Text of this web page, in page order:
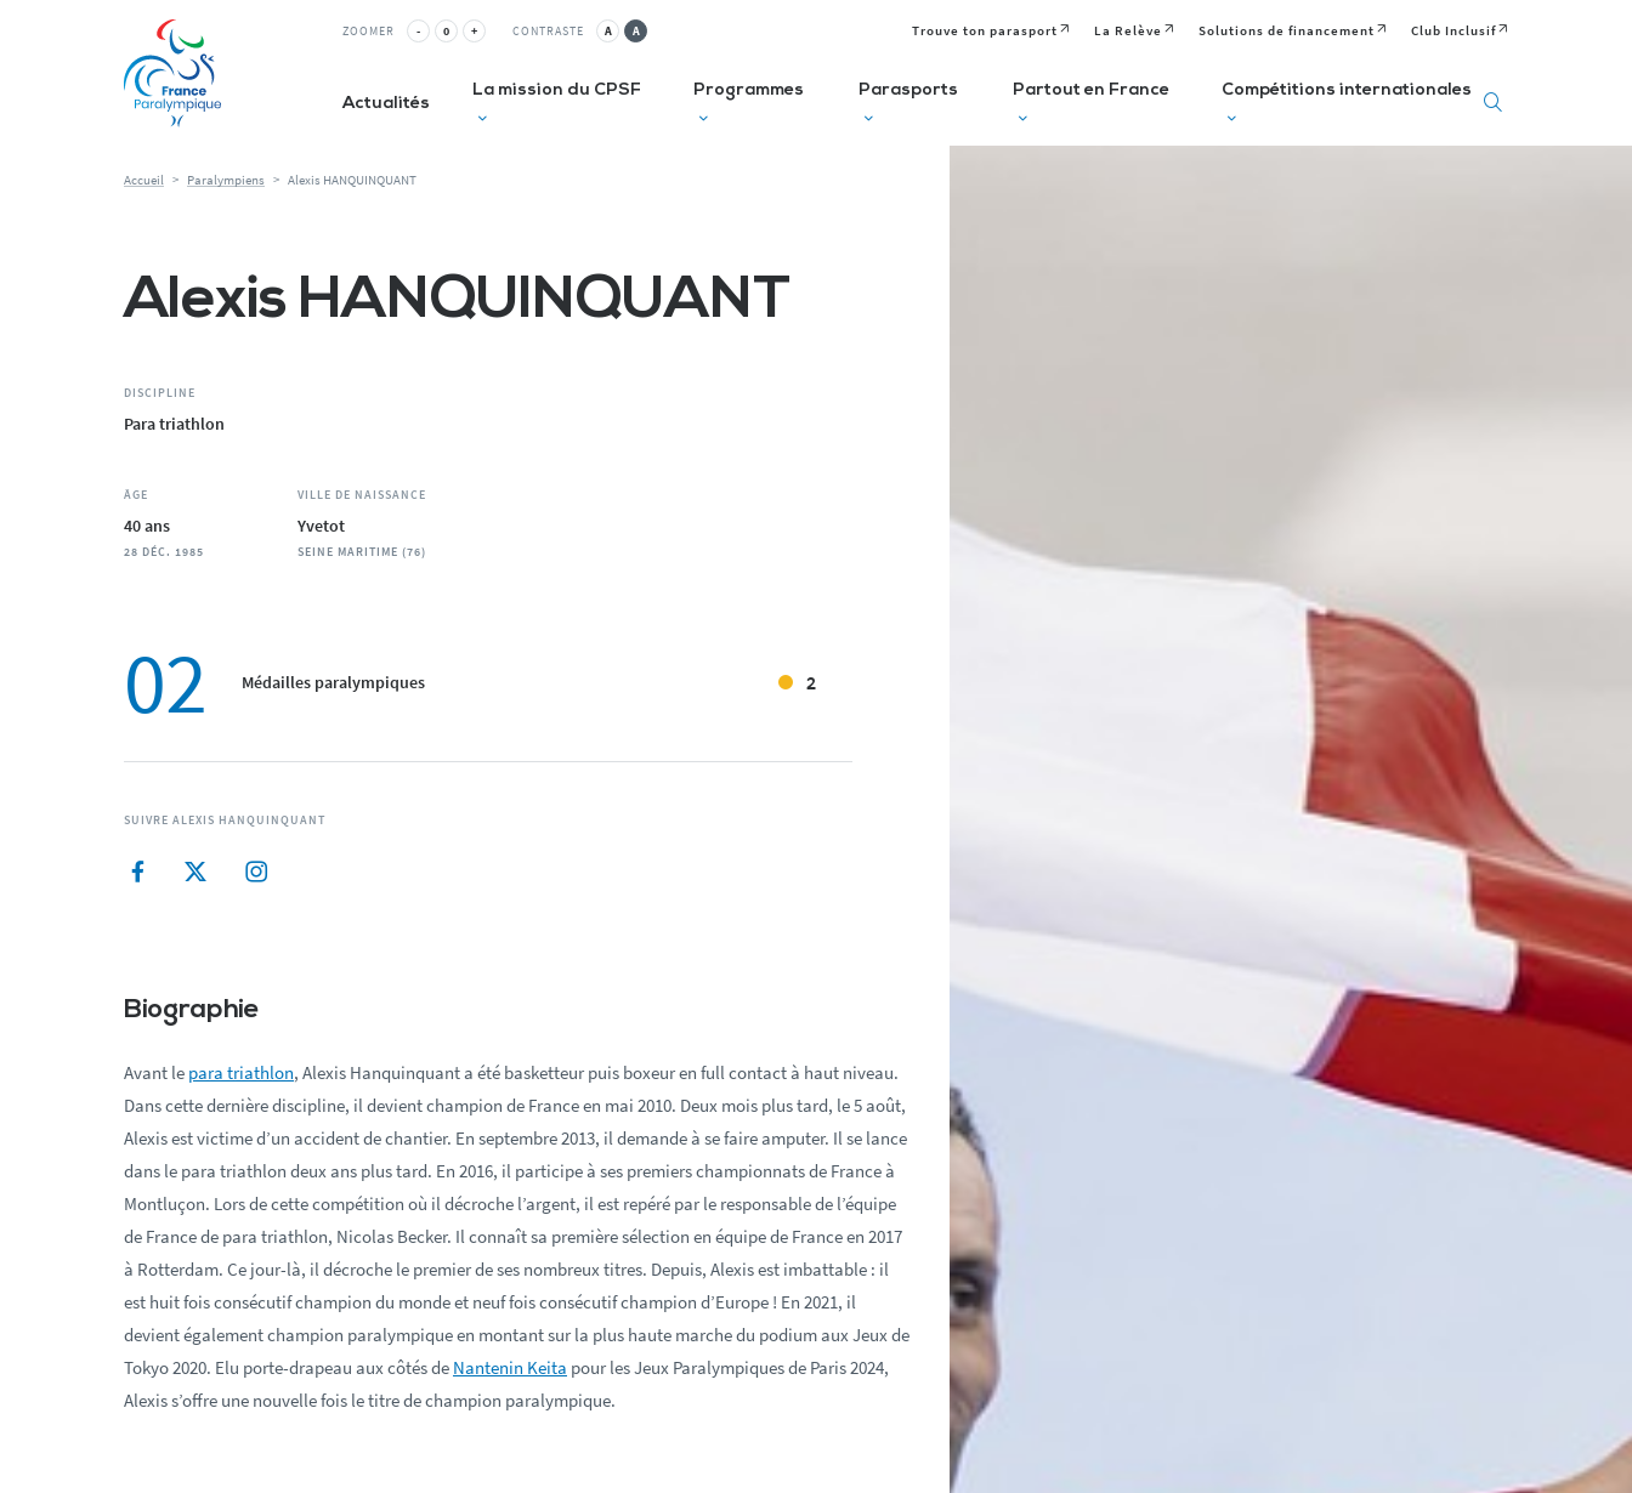
ZOOMER - 0 + CONTRASTE A A Trouve ton parasport La Relève Solutions de financement Club Inclusif
Actualités
La mission du CPSF Programmes
La Relève
ESMS&CLUBS
Trouve Ton Parasport
Solutions de financement
Parasports Partout en France Compétitions internationales
Accueil > Paralympiens > Alexis HANQUINQUANT
Alexis HANQUINQUANT
DISCIPLINE
Para triathlon
ÂGE
40 ans
28 DÉC. 1985
VILLE DE NAISSANCE
Yvetot
SEINE MARITIME (76)
02 Médailles paralympiques 2
SUIVRE ALEXIS HANQUINQUANT
Biographie
Avant le para triathlon, Alexis Hanquinquant a été basketteur puis boxeur en full contact à haut niveau.
Dans cette dernière discipline, il devient champion de France en mai 2010. Deux mois plus tard, le 5 août,
Alexis est victime d’un accident de chantier. En septembre 2013, il demande à se faire amputer. Il se lance
dans le para triathlon deux ans plus tard. En 2016, il participe à ses premiers championnats de France à
Montluçon. Lors de cette compétition où il décroche l’argent, il est repéré par le responsable de l’équipe
de France de para triathlon, Nicolas Becker. Il connaît sa première sélection en équipe de France en 2017
à Rotterdam. Ce jour-là, il décroche le premier de ses nombreux titres. Depuis, Alexis est imbattable : il
est huit fois consécutif champion du monde et neuf fois consécutif champion d’Europe ! En 2021, il
devient également champion paralympique en montant sur la plus haute marche du podium aux Jeux de
Tokyo 2020. Elu porte-drapeau aux côtés de Nantenin Keita pour les Jeux Paralympiques de Paris 2024,
Alexis s’offre une nouvelle fois le titre de champion paralympique.